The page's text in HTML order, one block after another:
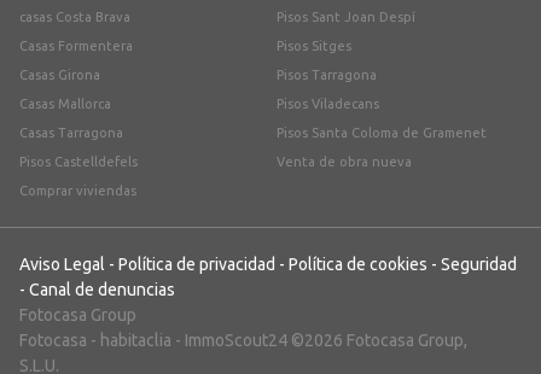
casas Costa Brava
Casas Formentera
Casas Girona
Casas Mallorca
Casas Tarragona
Pisos Castelldefels
Comprar viviendas
Pisos Sant Joan Despí
Pisos Sitges
Pisos Tarragona
Pisos Viladecans
Pisos Santa Coloma de Gramenet
Venta de obra nueva
Aviso Legal - Política de privacidad - Política de cookies - Seguridad
- Canal de denuncias
Fotocasa Group
Fotocasa - habitaclia - ImmoScout24 ©2026 Fotocasa Group,
S.L.U.